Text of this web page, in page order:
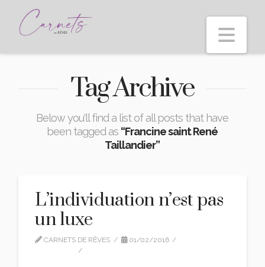
Tag Archive
Below you'll find a list of all posts that have
been tagged as “Francine saint René
Taillandier”
L’individuation n’est pas
un luxe
CARNETS DE RÊVES
01/02/2016